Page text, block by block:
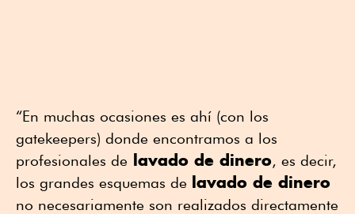
“En muchas ocasiones es ahí (con los
gatekeepers) donde encontramos a los
profesionales de lavado de dinero, es decir,
los grandes esquemas de lavado de dinero
no necesariamente son realizados directamente